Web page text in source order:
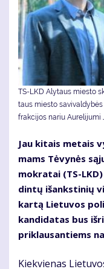
TS-LKD Aly­taus mies­to
taus mies­to
frakcijos nariu Aurelijumi
Jau ki­tais me­tais
mams Tė­vy­nės
mok­ra­tai (TS-
din­tų iš­anks­ti­nių
kar­tą Lie­tu­vos
kan­di­da­tas bus
pri­klau­san­tiems
Kiek­vie­nas